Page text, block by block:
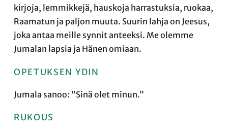
kirjoja, lemmikkejä, hauskoja harrastuksia, ruokaa,
Raamatun ja paljon muuta. Suurin lahja on Jeesus,
joka antaa meille synnit anteeksi. Me olemme
Jumalan lapsia ja Hänen omiaan.
OPETUKSEN YDIN
Jumala sanoo: “Sinä olet minun.”
RUKOUS